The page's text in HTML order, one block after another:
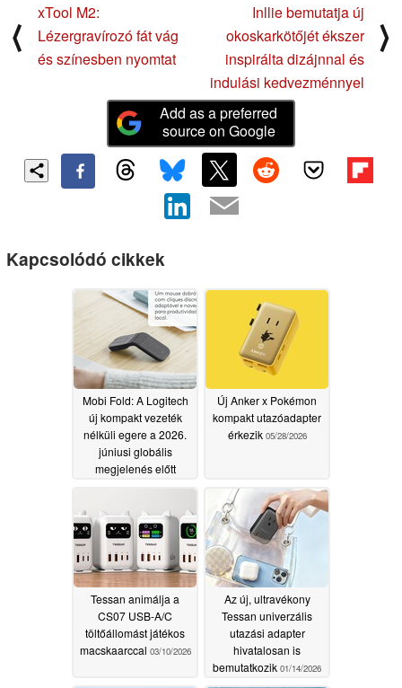
⟨
xTool M2:
Lézergravírozó fát vág
és színesben nyomtat
Inllie bemutatja új
okoskarkötőjét ékszer
inspirálta dizájnnal és
indulási kedvezménnyel
⟩
Add as a preferred
source on Google
Kapcsolódó cikkek
Mobi Fold: A Logitech
új kompakt vezeték
nélküli egere a 2026.
júniusi globális
megjelenés előtt
részletesen
Új Anker x Pokémon
kompakt utazóadapter
érkezik 05/28/2026
Tessan animálja a
CS07 USB-A/C
töltőállomást játékos
macskaarccal 03/10/2026
Az új, ultravékony
Tessan univerzális
utazási adapter
hivatalosan is
bemutatkozik 01/14/2026